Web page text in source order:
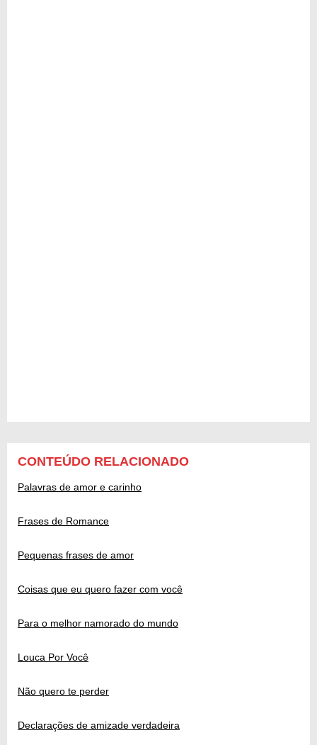
CONTEÚDO RELACIONADO
Palavras de amor e carinho
Frases de Romance
Pequenas frases de amor
Coisas que eu quero fazer com você
Para o melhor namorado do mundo
Louca Por Você
Não quero te perder
Declarações de amizade verdadeira